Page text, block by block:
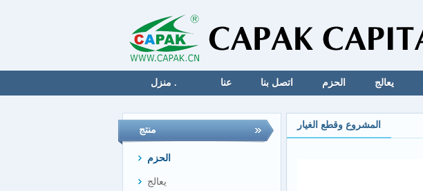
منزل . عنا اتصل بنا الحزم يعالج
منتج
الحزم
يعالج
المشروع وقطع الغيار